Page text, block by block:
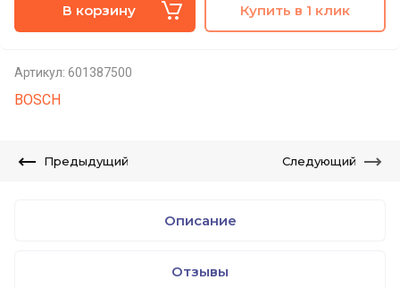
В корзину Купить в 1 клик
Артикул: 601387500
BOSCH
Предыдущий Следующий
Описание
Отзывы